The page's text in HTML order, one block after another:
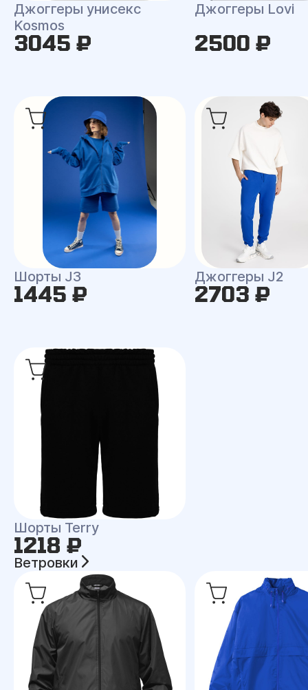
Джоггеры унисекс
Kosmos
3045 ₽
Джоггеры Lovi
2500 ₽
Шорты J3
1445 ₽
Джоггеры J2
2703 ₽
Шорты Terry
1218 ₽
Ветровки